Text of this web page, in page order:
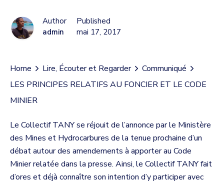
Author
admin
Published
mai 17, 2017
Home Lire, Écouter et Regarder
Communiqué
LES PRINCIPES RELATIFS AU FONCIER ET LE CODE
MINIER
Le Collectif TANY se réjouit de l’annonce par le Ministère
des Mines et Hydrocarbures de la tenue prochaine d’un
débat autour des amendements à apporter au Code
Minier relatée dans la presse. Ainsi, le Collectif TANY fait
d’ores et déjà connaître son intention d’y participer avec